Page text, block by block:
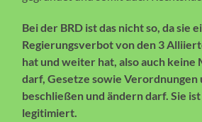
Bei der BRD ist das nicht so, da sie
Regierungsverbot von den 3
hat und weiter hat, also auch keine
darf, Gesetze sowie Verordnungen
beschließen und ändern darf. Sie
legitimiert.